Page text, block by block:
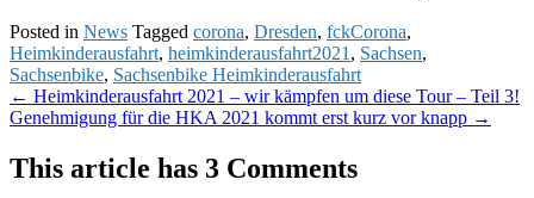
Posted in News Tagged corona, Dresden, fckCorona,
Heimkinderausfahrt, heimkinderausfahrt2021 , Sachsen,
Sachsenbike, Sachsenbike Heimkinderausfahrt
Post
navigation
← Heimkinderausfahrt 2021 – wir kämpfen um diese Tour – Teil 3!
Genehmigung für die HKA 2021 kommt erst kurz vor knapp →
This article has 3 Comments